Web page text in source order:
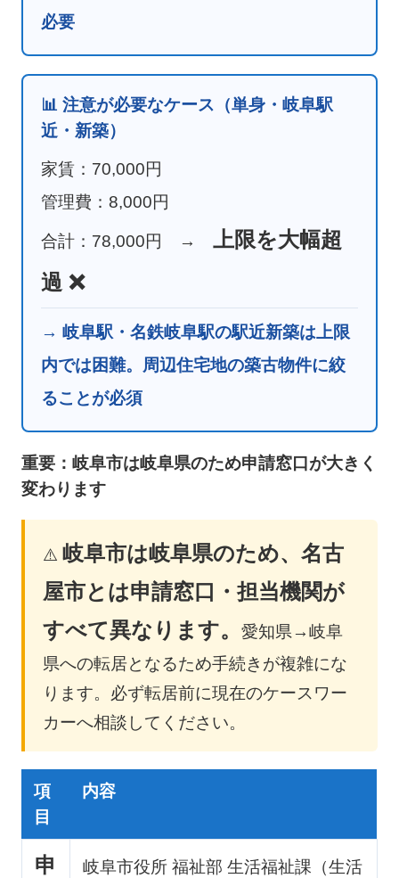
必要
📊 注意が必要なケース（単身・岐阜駅
近・新築）
家賃：70,000円
管理費：8,000円
合計：78,000円 →上限を大幅超
過 ❌
→ 岐阜駅・名鉄岐阜駅の駅近新築は上限
内では困難。周辺住宅地の築古物件に絞
ることが必須
重要：岐阜市は岐阜県のため申請窓口が大きく
変わります
⚠️岐阜市は岐阜県のため、名古
屋市とは申請窓口・担当機関が
すべて異なります。愛知県→岐阜
県への転居となるため手続きが複雑にな
ります。必ず転居前に現在のケースワー
カーへ相談してください。
項
目
内容
申
岐阜市役所 福祉部 生活福祉課（生活